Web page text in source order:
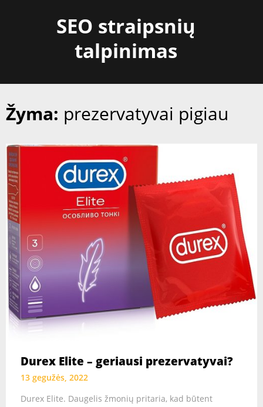
SEO straipsnių
talpinimas
Žyma: prezervatyvai pigiau
Durex Elite – geriausi prezervatyvai?
13 gegužės, 2022
Durex Elite. Daugelis žmonių pritaria, kad būtent